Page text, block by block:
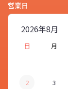
営業日
8月
2026年
日 月
2 3